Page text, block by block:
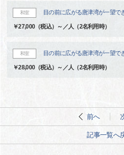
和室 目の前に広がる唐津湾が一望
￥27,000（税込）～／人（2名利用時）
和室 目の前に広がる唐津湾が一望
￥28,000（税込）～／人（2名利用時）
前へ
記事一覧へ